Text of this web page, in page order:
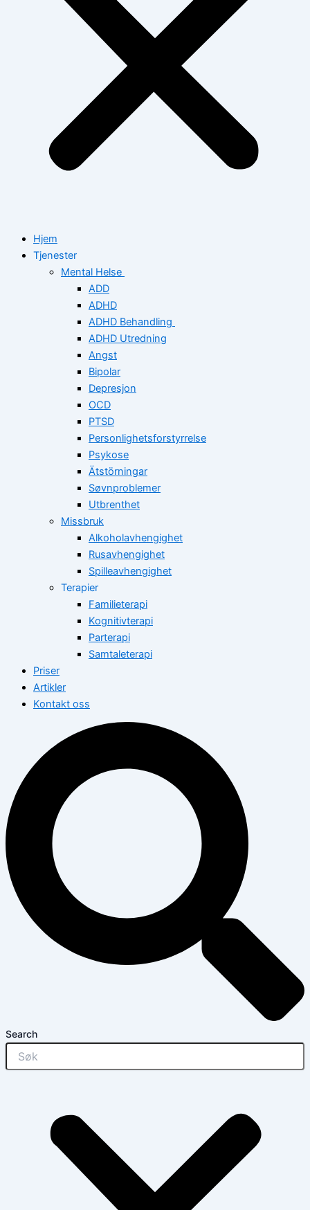
Hjem
Tjenester
Mental Helse
ADD
ADHD
ADHD Behandling
ADHD Utredning
Angst
Bipolar
Depresjon
OCD
PTSD
Personlighetsforstyrrelse
Psykose
Ätstörningar
Søvnproblemer
Utbrenthet
Missbruk
Alkoholavhengighet
Rusavhengighet
Spilleavhengighet
Terapier
Familieterapi
Kognitivterapi
Parterapi
Samtaleterapi
Priser
Artikler
Kontakt oss
Search